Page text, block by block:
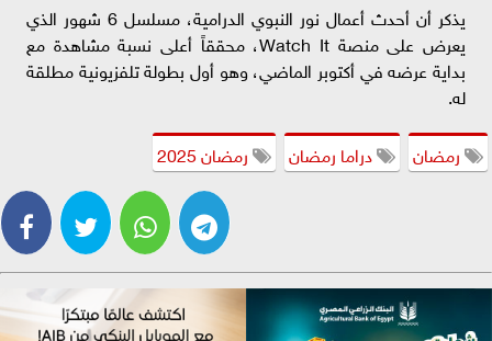
يذكر أن أحدث أعمال نور النبوي الدرامية، مسلسل 6 شهور الذي
يعرض على منصة Watch It، محققاً أعلى نسبة مشاهدة مع
بداية عرضه في أكتوبر الماضي، وهو أول بطولة تلفزيونية مطلقة
له.
رمضان
دراما رمضان رمضان 2025